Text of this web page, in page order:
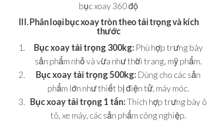
bục xoay 360 độ
III. Phân loại bục xoay tròn theo tải trọng và kích
thước
Bục xoay tải trọng 300kg:Phù hợp trưng bày
sản phẩm nhỏ và vừa như thời trang, mỹ phẩm.
Bục xoay tải trọng 500kg: Dùng cho các sản
phẩm lớn như thiết bị điện tử, máy móc.
Bục xoay tải trọng 1 tấn:Thích hợp trưng bày ô
tô, xe máy, các sản phẩm công nghiệp.